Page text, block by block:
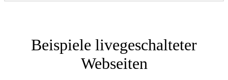
Beispiele livegeschalteter
Webseiten